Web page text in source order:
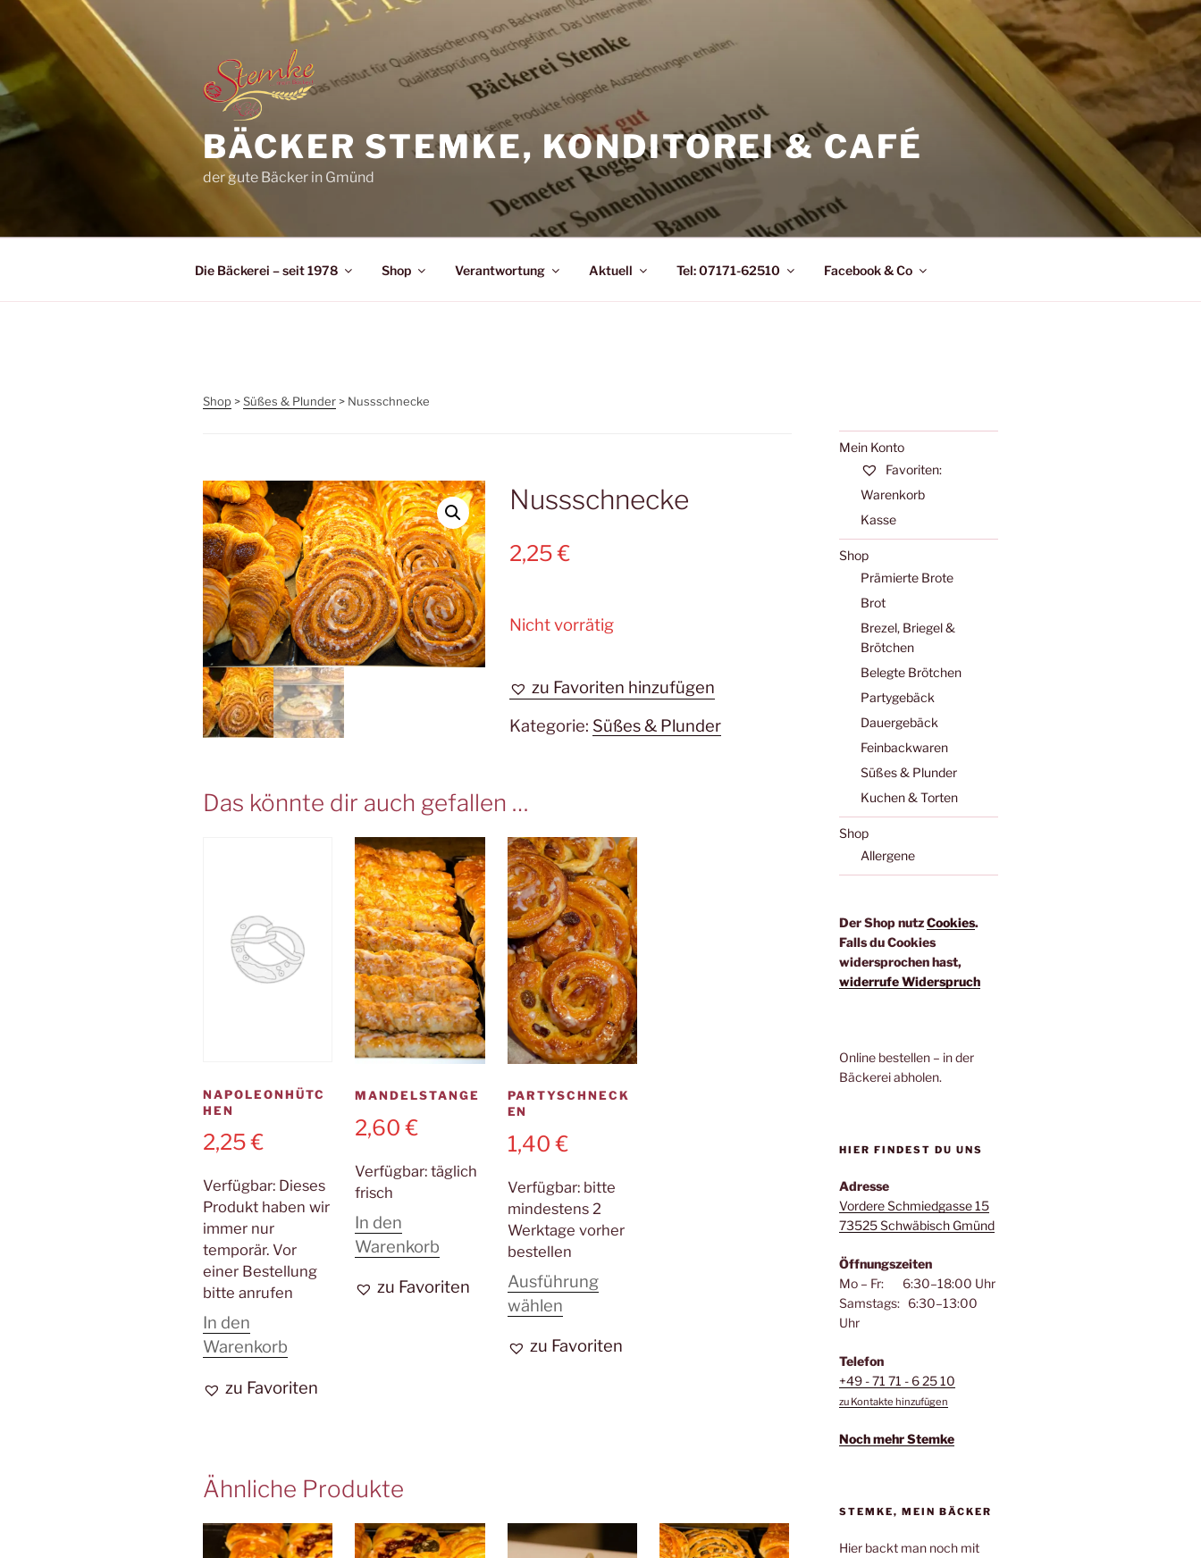
Zum
springen
BÄCKER STEMKE, KONDITOREI & CAFÉ
der gute Bäcker in Gmünd
Die Bäckerei – seit 1978 Shop Verantwortung Aktuell Tel: 07171-62510 Facebook & Co
Shop >Süßes & Plunder > Nussschnecke
Nussschnecke
2,25€
Nicht vorrätig
zu Favoriten hinzufügen
Kategorie: Süßes & Plunder
Das könnte dir auch gefallen …
NAPOLEONHÜTC
HEN
2,25€
Verfügbar: Dieses
Produkt haben wir
immer nur
temporär. Vor
einer Bestellung
bitte anrufen
In den
Warenkorb
zu Favoriten
MANDELSTANGE
2,60€
Verfügbar:täglich
frisch
In den
Warenkorb
zu Favoriten
PARTYSCHNECK
EN
1,40€
Verfügbar: bitte
mindestens 2
Werktage vorher
bestellen
Ausführung
wählenDieses
weist
auf
der
zu Favoriten
Ähnliche Produkte
Mein Konto
Favoriten:
Warenkorb
Kasse
Shop
Prämierte Brote
Brot
Brezel, Briegel &
Brötchen
Belegte Brötchen
Partygebäck
Dauergebäck
Feinbackwaren
Süßes & Plunder
Kuchen & Torten
Shop
Allergene
Der Shop nutzCookies.
Falls du Cookies
widersprochen hast,
widerrufe Widerspruch
Online bestellen – in der
Bäckerei abholen.
HIER FINDEST DU UNS
Adresse
Vordere Schmiedgasse 15
73525 Schwäbisch Gmünd
Öffnungszeiten
Mo – Fr: 6:30–18:00 Uhr
Samstags: 6:30–13:00
Uhr
Telefon
+49 - 71 71 - 6 25 10
zu Kontakte hinzufügen
Noch mehr Stemke
STEMKE, MEIN BÄCKER
Hier backt man noch mit